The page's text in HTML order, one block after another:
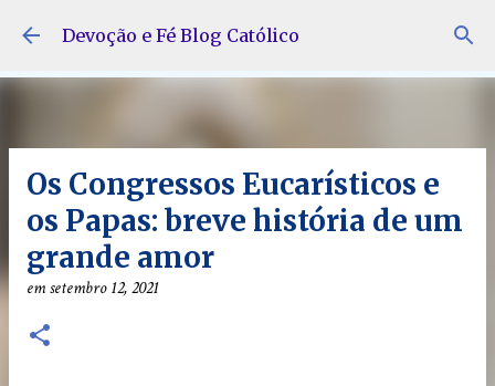
Pular para o conteúdo principal
Devoção e Fé Blog Católico
Os Congressos Eucarísticos e
os Papas: breve história de um
grande amor
emsetembro 12, 2021